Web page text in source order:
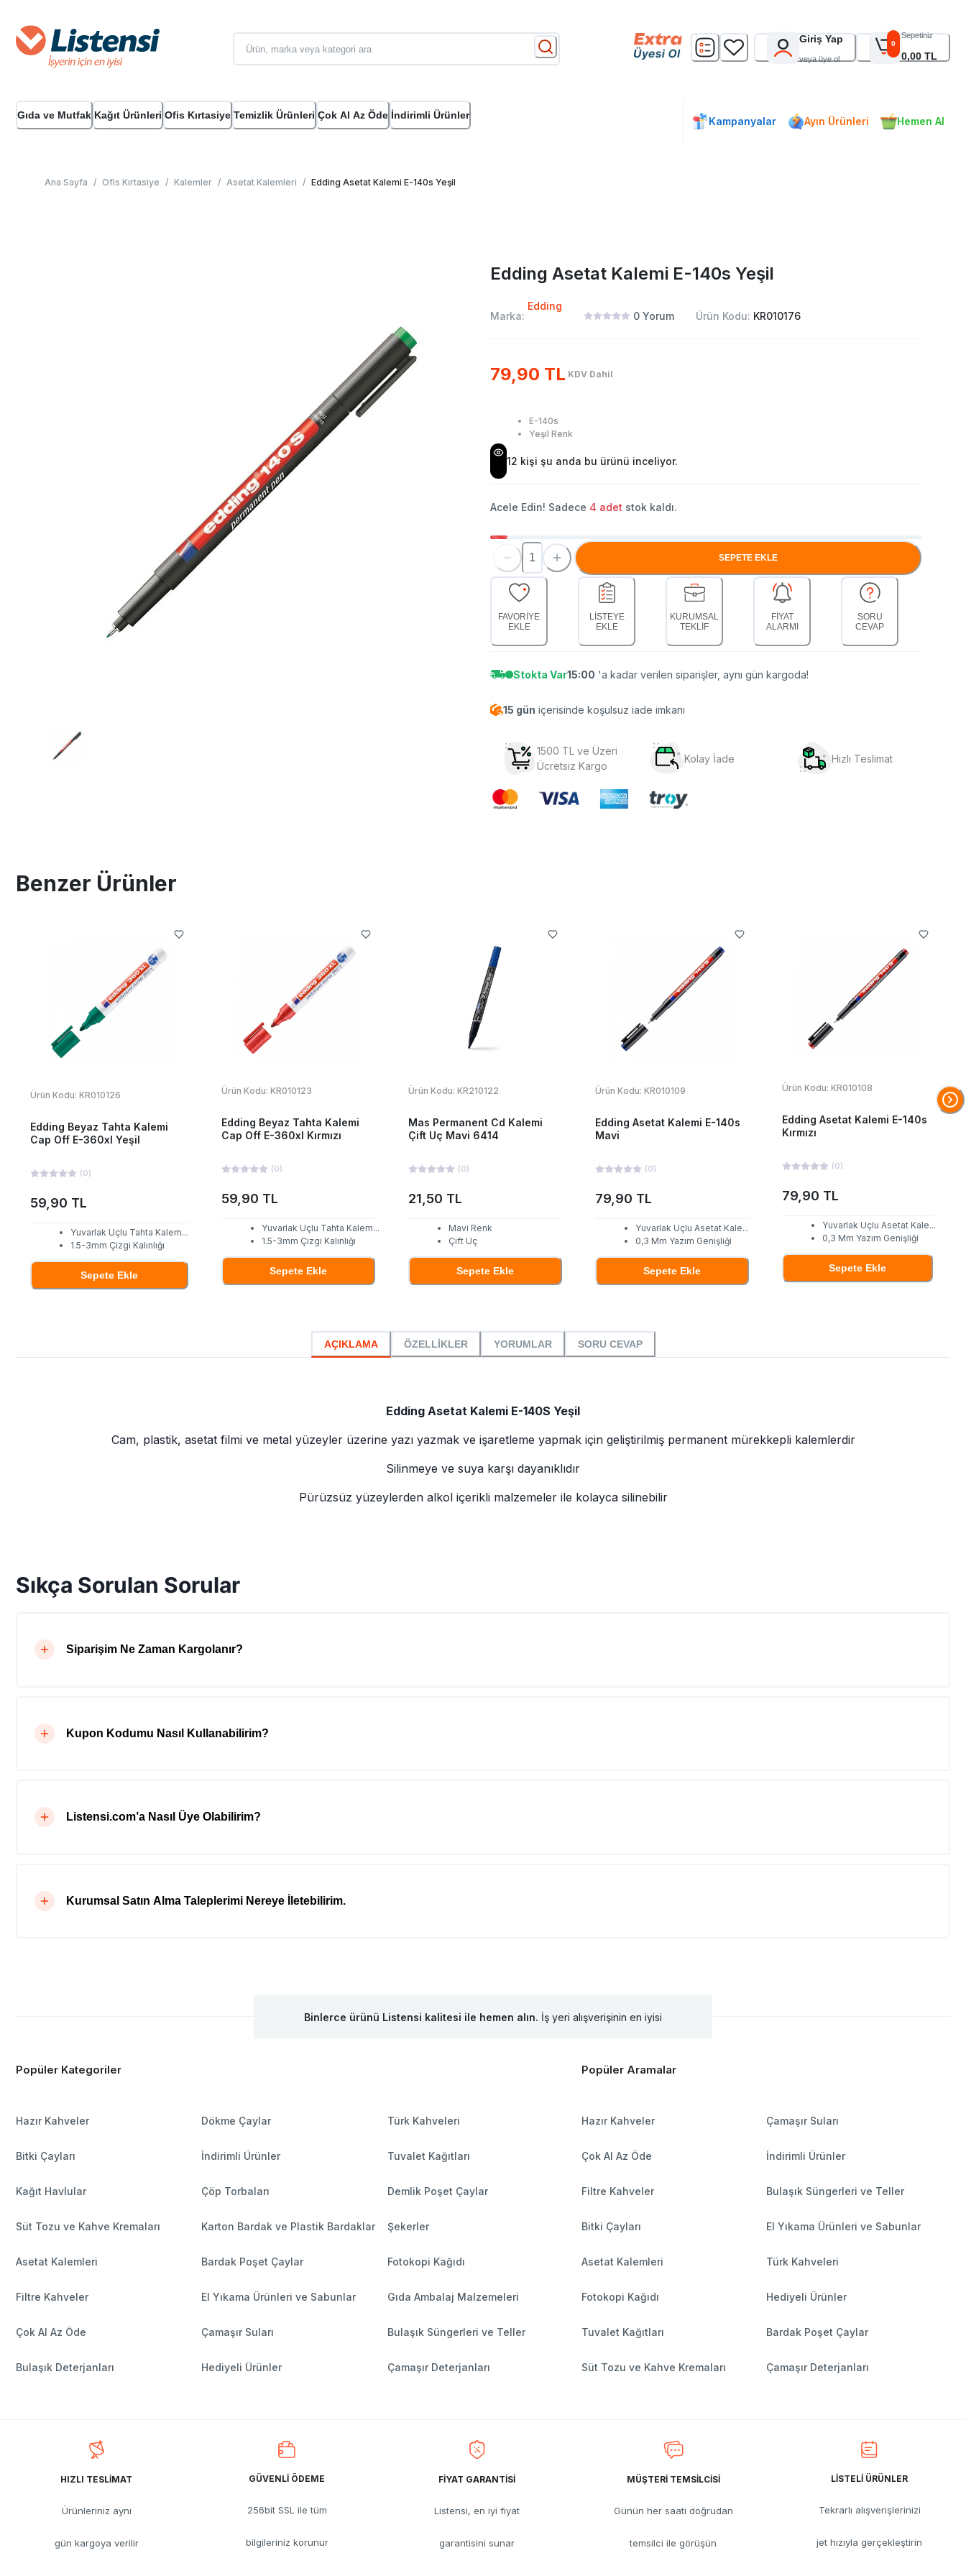
Giriş Yap
veya üye ol
0
Sepetiniz
0,00 TL
Gıda ve Mutfak Kağıt Ürünleri Ofis Kırtasiye Temizlik Ürünleri Çok Al Az Öde İndirimli Ürünler Kampanyalar Ayın Ürünleri Hemen Al
Ana Sayfa / Ofis Kırtasiye / Kalemler / Asetat Kalemleri / Edding Asetat Kalemi E-140s Yeşil
Edding Asetat Kalemi E-140s Yeşil
Marka:
Edding
0 Yorum Ürün Kodu: KR010176
79,90 TL KDV Dahil
E-140s
Yeşil Renk
12 kişi şu anda bu ürünü inceliyor.
Acele Edin! Sadece 4 adet stok kaldı.
SEPETE EKLE
FAVORİYE
EKLE
LİSTEYE
EKLE
KURUMSAL
TEKLİF
FİYAT
ALARMI
SORU
CEVAP
Stokta Var15:00 'a kadar verilen siparişler, aynı gün kargoda!
15 gün içerisinde koşulsuz iade imkanı
1500 TL ve Üzeri
Ücretsiz Kargo
Kolay İade Hızlı Teslimat
Benzer Ürünler
Ürün Kodu: KR010126
Edding Beyaz Tahta Kalemi
Cap Off E-360xl Yeşil
(0)
59,90 TL
Yuvarlak Uçlu Tahta Kalem...
1.5-3mm Çizgi Kalınlığı
Sepete Ekle
Ürün Kodu: KR010123
Edding Beyaz Tahta Kalemi
Cap Off E-360xl Kırmızı
(0)
59,90 TL
Yuvarlak Uçlu Tahta Kalem...
1.5-3mm Çizgi Kalınlığı
Sepete Ekle
Ürün Kodu: KR210122
Mas Permanent Cd Kalemi
Çift Uç Mavi 6414
(0)
21,50 TL
Mavi Renk
Çift Uç
Sepete Ekle
Ürün Kodu: KR010109
Edding Asetat Kalemi E-140s
Mavi
(0)
79,90 TL
Yuvarlak Uçlu Asetat Kale...
0,3 Mm Yazım Genişliği
Sepete Ekle
Ürün Kodu: KR010108
Edding Asetat Kalemi E-140s
Kırmızı
(0)
79,90 TL
Yuvarlak Uçlu Asetat Kale...
0,3 Mm Yazım Genişliği
Sepete Ekle
AÇIKLAMA ÖZELLİKLER YORUMLAR SORU CEVAP
Edding Asetat Kalemi E-140S Yeşil
Cam, plastik, asetat filmi ve metal yüzeyler üzerine yazı yazmak ve işaretleme yapmak için geliştirilmiş permanent mürekkepli kalemlerdir
Silinmeye ve suya karşı dayanıklıdır
Pürüzsüz yüzeylerden alkol içerikli malzemeler ile kolayca silinebilir
Sıkça Sorulan Sorular
Siparişim Ne Zaman Kargolanır?
Kupon Kodumu Nasıl Kullanabilirim?
Listensi.com’a Nasıl Üye Olabilirim?
Kurumsal Satın Alma Taleplerimi Nereye İletebilirim.
Binlerce ürünü Listensi kalitesi ile hemen alın. İş yeri alışverişinin en iyisi
Popüler Kategoriler Popüler Aramalar
Hazır Kahveler Dökme Çaylar Türk Kahveleri
Bitki Çayları İndirimli Ürünler Tuvalet Kağıtları
Kağıt Havlular Çöp Torbaları Demlik Poşet Çaylar
Süt Tozu ve Kahve Kremaları Karton Bardak ve Plastik Bardaklar Şekerler
Asetat Kalemleri Bardak Poşet Çaylar Fotokopi Kağıdı
Filtre Kahveler El Yıkama Ürünleri ve Sabunlar Gıda Ambalaj Malzemeleri
Çok Al Az Öde Çamaşır Suları Bulaşık Süngerleri ve Teller
Bulaşık Deterjanları Hediyeli Ürünler Çamaşır Deterjanları
Hazır Kahveler Çamaşır Suları
Çok Al Az Öde İndirimli Ürünler
Filtre Kahveler Bulaşık Süngerleri ve Teller
Bitki Çayları El Yıkama Ürünleri ve Sabunlar
Asetat Kalemleri Türk Kahveleri
Fotokopi Kağıdı Hediyeli Ürünler
Tuvalet Kağıtları Bardak Poşet Çaylar
Süt Tozu ve Kahve Kremaları Çamaşır Deterjanları
HIZLI TESLİMAT
Ürünleriniz aynı
gün kargoya verilir
GÜVENLİ ÖDEME
256bit SSL ile tüm
bilgileriniz korunur
FİYAT GARANTİSİ
Listensi, en iyi fiyat
garantisini sunar
MÜŞTERİ TEMSİLCİSİ
Günün her saati doğrudan
temsilci ile görüşün
LİSTELİ ÜRÜNLER
Tekrarlı alışverişlerinizi
jet hızıyla gerçekleştirin